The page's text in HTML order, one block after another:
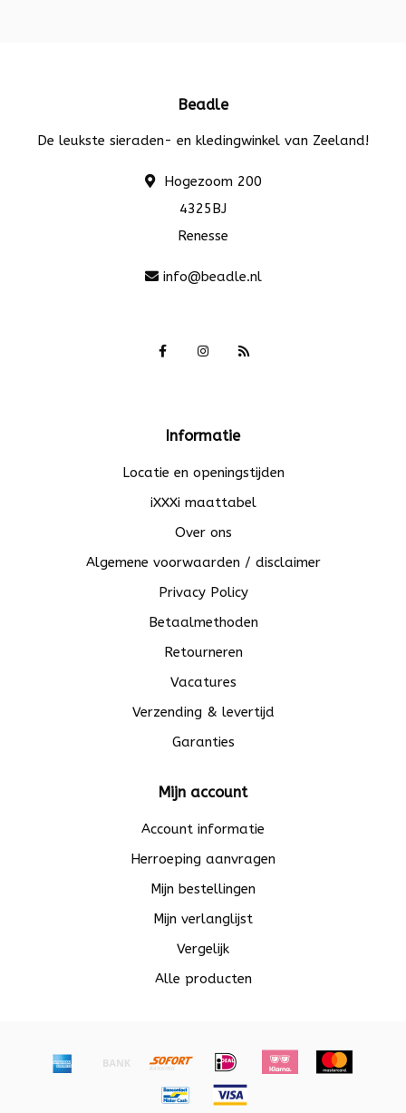
Beadle
De leukste sieraden- en kledingwinkel van Zeeland!
Hogezoom 200
4325BJ
Renesse
info@beadle.nl
Informatie
Locatie en openingstijden
iXXXi maattabel
Over ons
Algemene voorwaarden / disclaimer
Privacy Policy
Betaalmethoden
Retourneren
Vacatures
Verzending & levertijd
Garanties
Mijn account
Account informatie
Herroeping aanvragen
Mijn bestellingen
Mijn verlanglijst
Vergelijk
Alle producten